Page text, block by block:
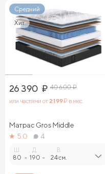
Средний
Хит
26 390 ₽ 40 600₽
или частями от 2 199₽ в мес.
Матрас Gros Middle
5.0
4
80 -
Д.
190 -
В.
24 см.